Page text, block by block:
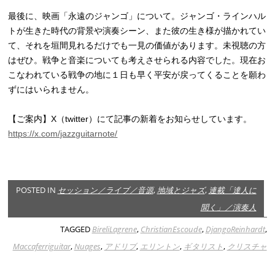
最後に、映画「永遠のジャンゴ」について。ジャンゴ・ラインハル
トが生きた時代の背景や演奏シーン、また彼の生き様が描かれてい
て、それを垣間見れるだけでも一見の価値があります。未視聴の方
はぜひ。戦争と音楽についても考えさせられる内容でした。現在お
こなわれている戦争の地に１日も早く平安が戻ってくることを願わ
ずにはいられません。
【ご案内】X（twitter）にて記事の新着をお知らせしています。
https://x.com/jazzguitarnote/
POSTED IN セッション／ライブ／音源,地域とジャズ, 連載「達人に
聞く」／演奏人
TAGGEDBireliLagrene, ChristianEscoude,DjangoReinhardt,
Maccaferriguitar,Nuages, アドリブ, エリントン, ギタリスト, クリスチャ